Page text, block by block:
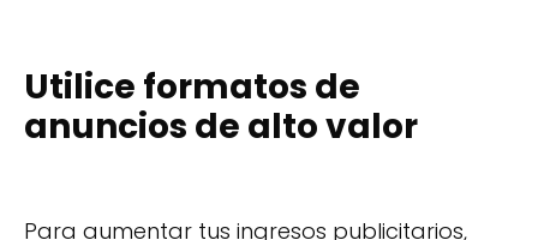
Utilice formatos de
anuncios de alto valor
Para aumentar tus ingresos publicitarios,